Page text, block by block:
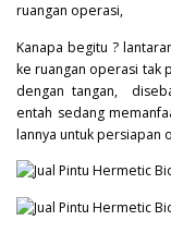
ruangan operasi,
Kanapa begitu ?
ke ruangan operasi tak
dengan tangan,
entah sedang
lannya untuk persiapan